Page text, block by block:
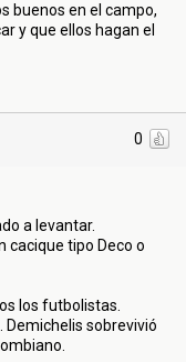
buenos en el campo,
y que ellos hagan el
0
a levantar.
cacique tipo Deco o
los futbolistas.
Demichelis sobrevivió